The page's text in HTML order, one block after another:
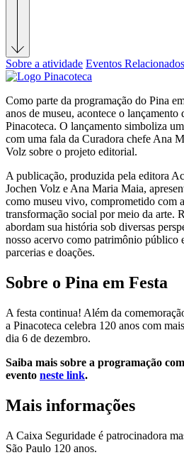
Sobre a atividade Eventos Relacionados
Como parte da programação do Pina
anos de museu, acontece o
Pinacoteca. O lançamento simboliza
com uma fala da Curadora chefe Ana
Volz sobre o projeto editorial.
A publicação, produzida pela editora
Jochen Volz e Ana Maria Maia,
como museu vivo, comprometido com
transformação social por meio da arte.
abordam sua história sob diversas
nosso acervo como patrimônio público
parcerias e doações.
Sobre o Pina em Festa
A festa continua! Além da
a Pinacoteca celebra 120 anos com
dia 6 de dezembro.
Saiba mais sobre a programação
evento neste link.
Mais informações
A Caixa Seguridade é patrocinadora
São Paulo 120 anos.